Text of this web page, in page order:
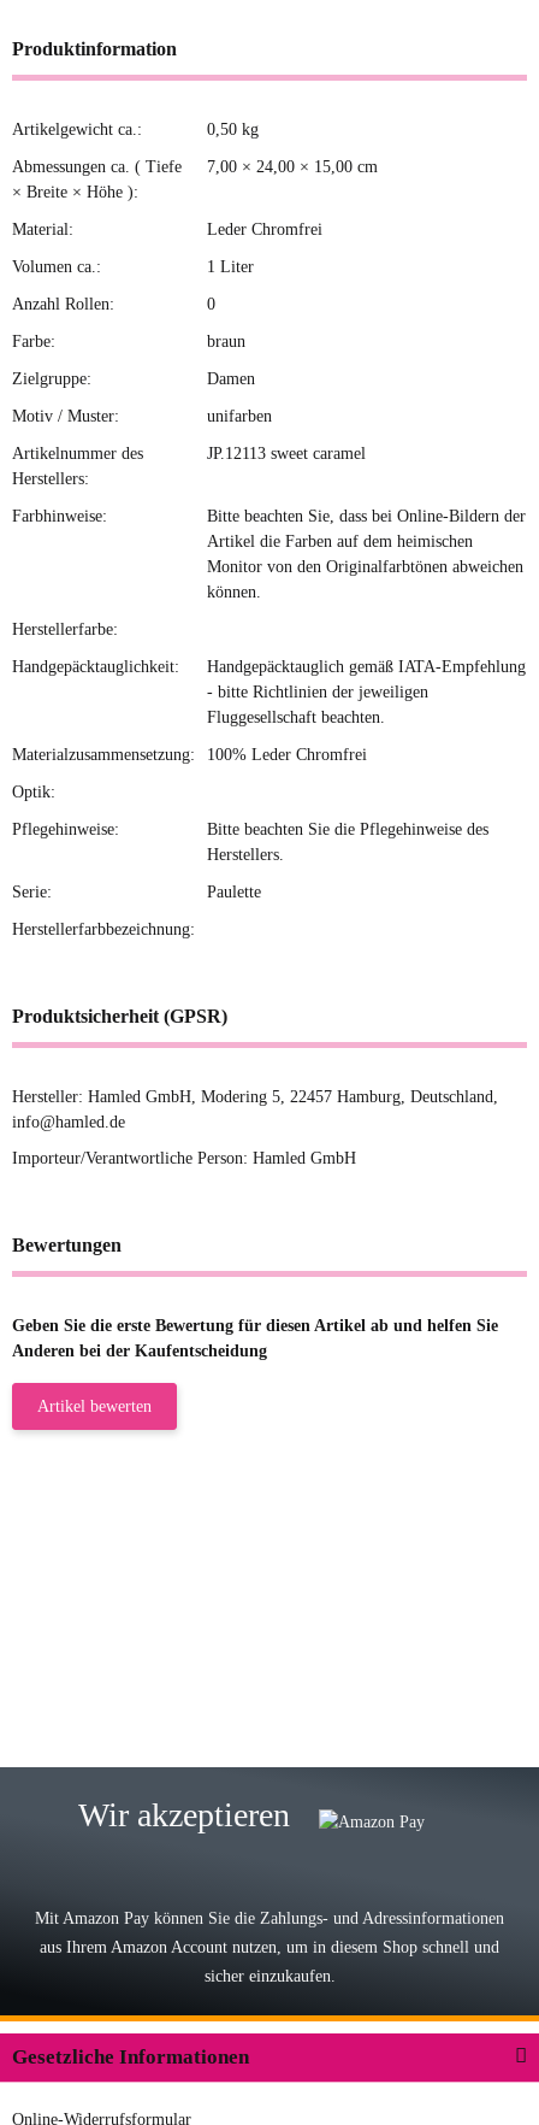
Produktinformation
Produkteigenschaft
Wert
Artikelgewicht ca.: 0,50 kg
Abmessungen ca. ( Tiefe
× Breite × Höhe ):
7,00 × 24,00 × 15,00 cm
Material: Leder Chromfrei
Volumen ca.: 1 Liter
Anzahl Rollen: 0
Farbe: braun
Zielgruppe: Damen
Motiv / Muster: unifarben
Artikelnummer des
Herstellers:
JP.12113 sweet caramel
Farbhinweise:
Bitte beachten Sie, dass bei Online-Bildern der
Artikel die Farben auf dem heimischen
Monitor von den Originalfarbtönen abweichen
können.
Herstellerfarbe:
Handgepäcktauglichkeit:
Handgepäcktauglich gemäß IATA-Empfehlung
- bitte Richtlinien der jeweiligen
Fluggesellschaft beachten.
Materialzusammensetzung: 100% Leder Chromfrei
Optik:
Pflegehinweise:
Bitte beachten Sie die Pflegehinweise des
Herstellers.
Serie: Paulette
Herstellerfarbbezeichnung:
Produktsicherheit (GPSR)
Hersteller: Hamled GmbH, Modering 5, 22457 Hamburg, Deutschland,
info@hamled.de
Importeur/Verantwortliche Person: Hamled GmbH
Bewertungen
Geben Sie die erste Bewertung für diesen Artikel ab und helfen Sie
Anderen bei der Kaufentscheidung
Artikel bewerten
Lieferung, man kann bedenkenlos
Der Koffer macht einen sehr soliden
Wir akzeptieren
Mit Amazon Pay können Sie die Zahlungs- und Adressinformationen
aus Ihrem Amazon Account nutzen, um in diesem Shop schnell und
sicher einzukaufen.
Gesetzliche Informationen
Online-Widerrufsformular